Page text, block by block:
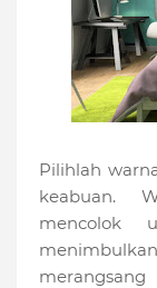
Pilihlah
keabuan.
mencolok